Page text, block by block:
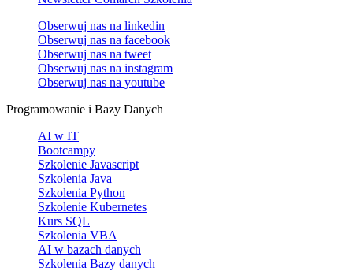
Obserwuj nas na linkedin
Obserwuj nas na facebook
Obserwuj nas na tweet
Obserwuj nas na instagram
Obserwuj nas na youtube
Programowanie i Bazy Danych
AI w IT
Bootcampy
Szkolenie Javascript
Szkolenia Java
Szkolenia Python
Szkolenie Kubernetes
Kurs SQL
Szkolenia VBA
AI w bazach danych
Szkolenia Bazy danych